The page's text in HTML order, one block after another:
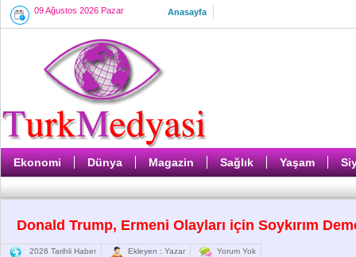
09 Ağustos 2026 Pazar Anasayfa
Ekonomi Dünya Magazin Sağlık Yaşam
Donald Trump, Ermeni Olayları için Soykırım
2026 Tarihli Haber Ekleyen : Yazar Yorum Yok